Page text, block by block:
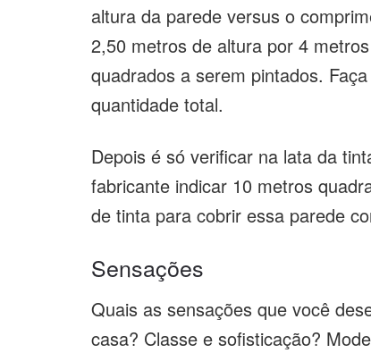
altura da parede versus o
2,50 metros de altura por 4
quadrados a serem pintados.
quantidade total.
Depois é só verificar na lata da
fabricante indicar 10 metros
de tinta para cobrir essa parede
Sensações
Quais as sensações que você
casa? Classe e sofisticação?